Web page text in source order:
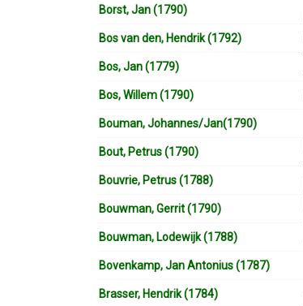
Borst, Jan (1790)
Bos van den, Hendrik (1792)
Bos, Jan (1779)
Bos, Willem (1790)
Bouman, Johannes/Jan(1790)
Bout, Petrus (1790)
Bouvrie, Petrus (1788)
Bouwman, Gerrit (1790)
Bouwman, Lodewijk (1788)
Bovenkamp, Jan Antonius (1787)
Brasser, Hendrik (1784)